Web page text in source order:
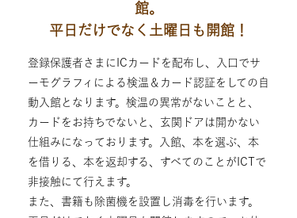
館。
平日だけでなく土曜日も開館！
登録保護者さまにICカードを配布し、入口でサ
ーモグラフィによる検温＆カード認証をしての自
動入館となります。検温の異常がないことと、
カードをお持ちでないと、玄関ドアは開かない
仕組みになっております。入館、本を選ぶ、本
を借りる、本を返却する、すべてのことがICTで
非接触にて行えます。
また、書籍も除菌機を設置し消毒を行います。